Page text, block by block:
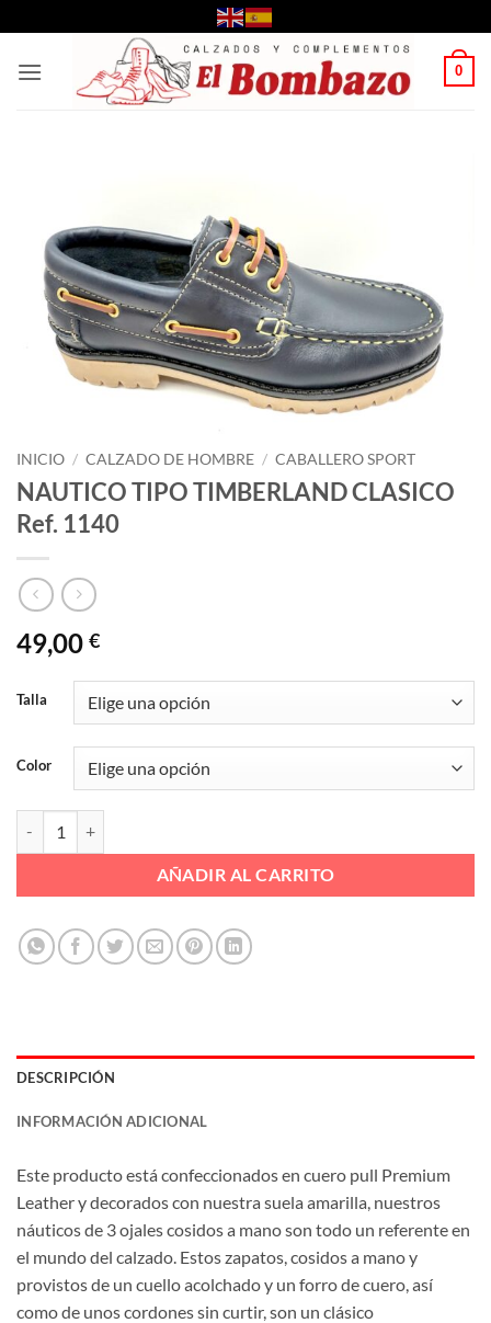
al
contenido
0
INICIO / CALZADO DE HOMBRE / CABALLERO SPORT
NAUTICO TIPO TIMBERLAND CLASICO
Ref. 1140
49,00 €
Talla
Color
AÑADIR AL CARRITO
DESCRIPCIÓN
INFORMACIÓN ADICIONAL
Este producto está confeccionados en cuero pull Premium
Leather y decorados con nuestra suela amarilla, nuestros
náuticos de 3 ojales cosidos a mano son todo un referente en
el mundo del calzado. Estos zapatos, cosidos a mano y
provistos de un cuello acolchado y un forro de cuero, así
como de unos cordones sin curtir, son un clásico